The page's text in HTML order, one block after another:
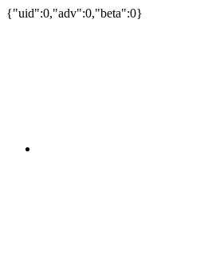
{"uid":0,"adv":0,"beta":0}